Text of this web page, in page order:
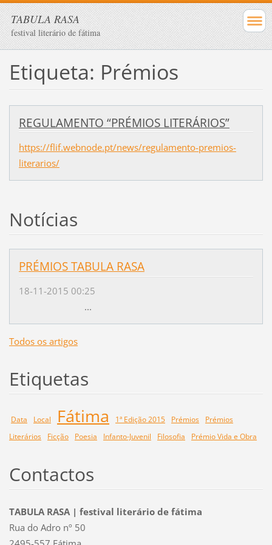
TABULA RASA
festival literário de fátima
Etiqueta: Prémios
REGULAMENTO “PRÉMIOS LITERÁRIOS”
https://flif.webnode.pt/news/regulamento-premios-
literarios/
Notícias
PRÉMIOS TABULA RASA
18-11-2015 00:25
...
Todos os artigos
Etiquetas
Data Local Fátima 1ª Edição 2015 Prémios
Prémios
Literários
Ficção Poesia Infanto-Juvenil Filosofia Prémio Vida e Obra
Contactos
TABULA RASA | festival literário de fátima
Rua do Adro nº 50